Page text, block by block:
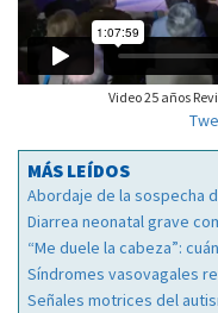
Video 25 años
MÁS LEÍDOS
Abordaje de la sospecha
Diarrea neonatal grave
“Me duele la cabeza”:
Síndromes vasovagales
Señales motrices del